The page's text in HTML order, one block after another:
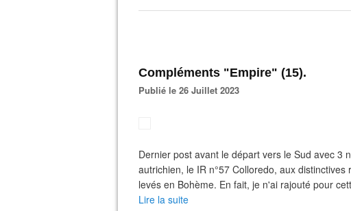
Compléments "Empire" (15).
Publié le 26 Juillet 2023
Dernier post avant le départ vers le Sud avec 3
autrichien, le IR n°57 Colloredo, aux
levés en Bohème. En fait, je n'ai rajouté pour
Lire la suite